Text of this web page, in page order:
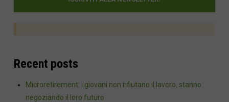
Recent posts
Microretirement: i giovani non rifiutano il lavoro, stanno
negoziando il loro futuro